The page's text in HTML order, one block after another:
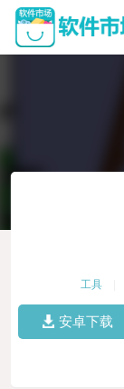
工具
安卓下载